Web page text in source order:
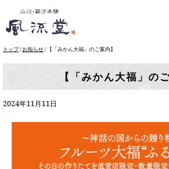
このページの本文へ
現
置：
トップ/お知らせ/ 【「みかん大福」のご案内】
【「みかん大福」の
2024年11月11日